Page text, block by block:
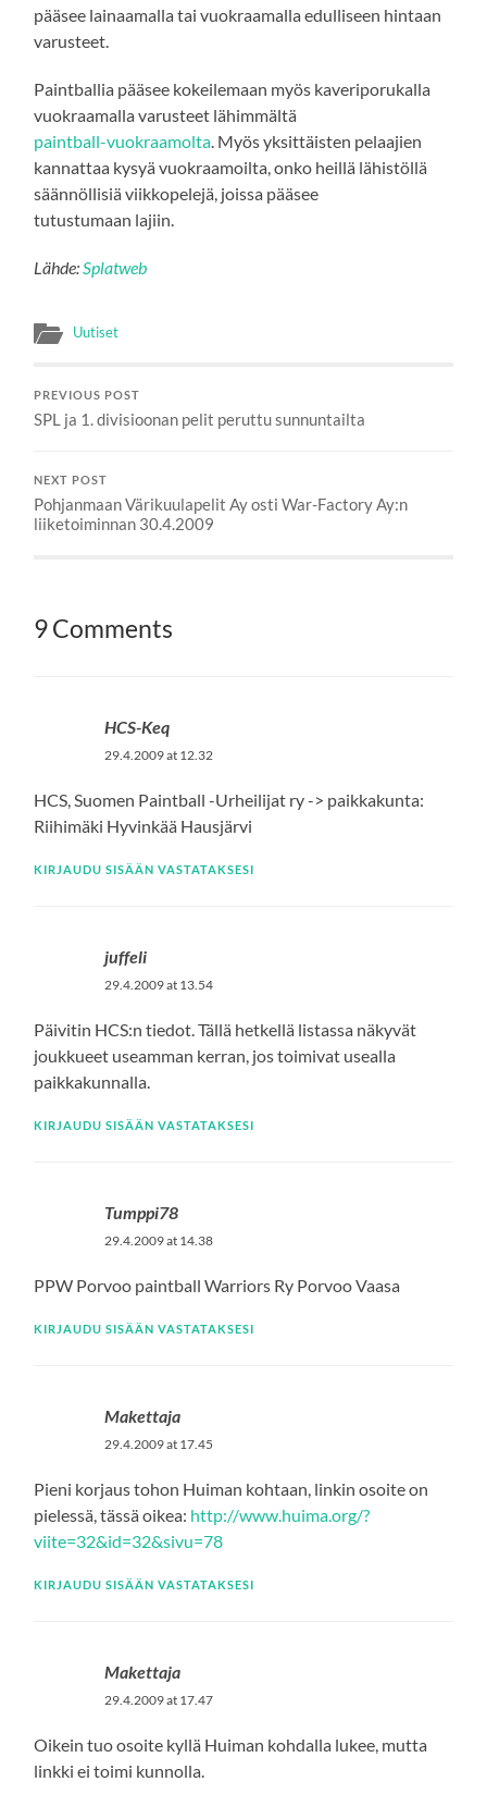
pääsee lainaamalla tai vuokraamalla edulliseen hintaan
varusteet.
Paintballia pääsee kokeilemaan myös kaveriporukalla
vuokraamalla varusteet lähimmältä
paintball-vuokraamolta . Myös yksittäisten pelaajien
kannattaa kysyä vuokraamoilta, onko heillä lähistöllä
säännöllisiä viikkopelejä, joissa pääsee
tutustumaan lajiin.
Lähde: Splatweb
Uutiset
PREVIOUS POST
SPL ja 1. divisioonan pelit peruttu sunnuntailta
NEXT POST
Pohjanmaan Värikuulapelit Ay osti War-Factory Ay:n
liiketoiminnan 30.4.2009
9 Comments
HCS-Keq
29.4.2009 at 12.32
HCS, Suomen Paintball -Urheilijat ry -> paikkakunta:
Riihimäki Hyvinkää Hausjärvi
KIRJAUDU SISÄÄN VASTATAKSESI
juffeli
29.4.2009 at 13.54
Päivitin HCS:n tiedot. Tällä hetkellä listassa näkyvät
joukkueet useamman kerran, jos toimivat usealla
paikkakunnalla.
KIRJAUDU SISÄÄN VASTATAKSESI
Tumppi78
29.4.2009 at 14.38
PPW Porvoo paintball Warriors Ry Porvoo Vaasa
KIRJAUDU SISÄÄN VASTATAKSESI
Makettaja
29.4.2009 at 17.45
Pieni korjaus tohon Huiman kohtaan, linkin osoite on
pielessä, tässä oikea: http://www.huima.org/?
viite=32&id=32&sivu=78
KIRJAUDU SISÄÄN VASTATAKSESI
Makettaja
29.4.2009 at 17.47
Oikein tuo osoite kyllä Huiman kohdalla lukee, mutta
linkki ei toimi kunnolla.